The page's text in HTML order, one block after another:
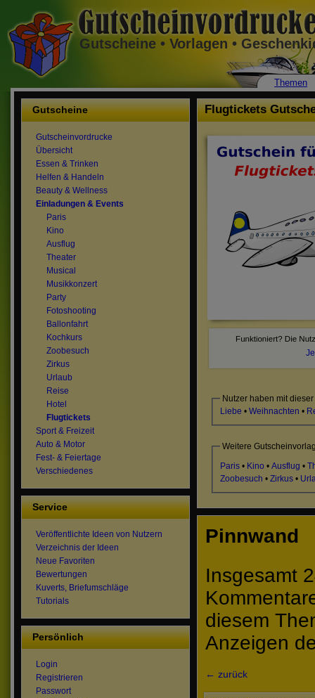
Gutscheine • Vorlagen •
Flugtickets
Nutzer haben mit
Liebe • Weihnachten •
Weitere
Paris • Kino • Ausflug •
Zoobesuch • Zirkus •
Pinnwand
Insgesamt
diesem
Anzeigen
← zurück
Gutscheine
Gutscheinvordrucke
Übersicht
Essen & Trinken
Helfen & Handeln
Beauty & Wellness
Einladungen & Events
Paris
Kino
Ausflug
Theater
Musical
Musikkonzert
Party
Fotoshooting
Ballonfahrt
Kochkurs
Zoobesuch
Zirkus
Urlaub
Reise
Hotel
Flugtickets
Sport & Freizeit
Auto & Motor
Fest- & Feiertage
Verschiedenes
Service
Veröffentlichte Ideen von Nutzern
Verzeichnis der Ideen
Neue Favoriten
Bewertungen
Kuverts, Briefumschläge
Tutorials
Persönlich
Login
Registrieren
Passwort
Themen